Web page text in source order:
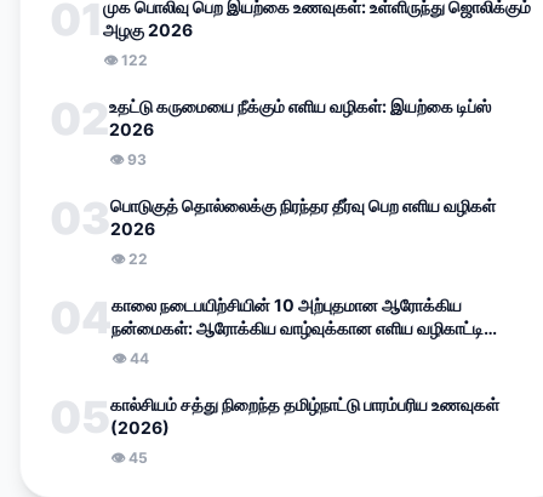
01 முக பொலிவு பெற இயற்கை உணவுகள்: உள்ளிருந்து ஜொலிக்கும்
அழகு 2026
👁122
02உதட்டு கருமையை நீக்கும் எளிய வழிகள்: இயற்கை டிப்ஸ்
2026
👁93
03பொடுகுத் தொல்லைக்கு நிரந்தர தீர்வு பெற எளிய வழிகள்
2026
👁22
04காலை நடைபயிற்சியின் 10 அற்புதமான ஆரோக்கிய
நன்மைகள்: ஆரோக்கிய வாழ்வுக்கான எளிய வழிகாட்டி
(2026)
👁44
05கால்சியம் சத்து நிறைந்த தமிழ்நாட்டு பாரம்பரிய உணவுகள்
(2026)
👁45